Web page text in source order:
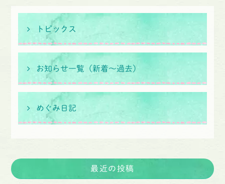
トピックス
お知らせ一覧（新着〜過去）
めぐみ日記
最近の投稿